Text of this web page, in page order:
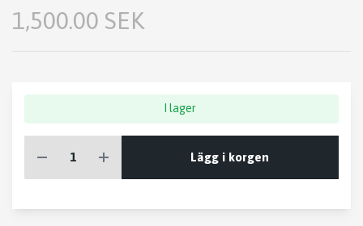
1,500.00 SEK
I lager
Lägg i korgen